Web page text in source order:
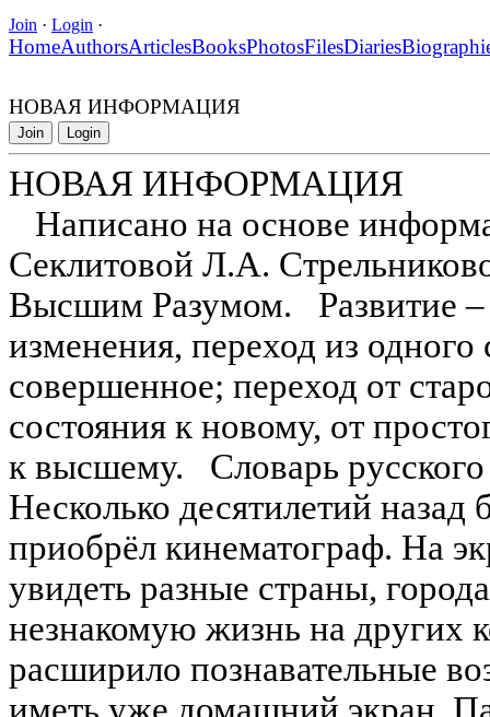
Join · Login ·
HomeAuthorsArticlesBooksPhotosFilesDiaries
НОВАЯ ИНФОРМАЦИЯ
Join Login
НОВАЯ ИНФОРМАЦИЯ
Написано на основе
Секлитовой Л.А.
Высшим Разумом. Развитие –
изменения, переход из одного
совершенное; переход от
состояния к новому, от
к высшему. Словарь
Несколько десятилетий
приобрёл кинематограф. На
увидеть разные страны,
незнакомую жизнь на других
расширило познавательные
иметь уже домашний экран.